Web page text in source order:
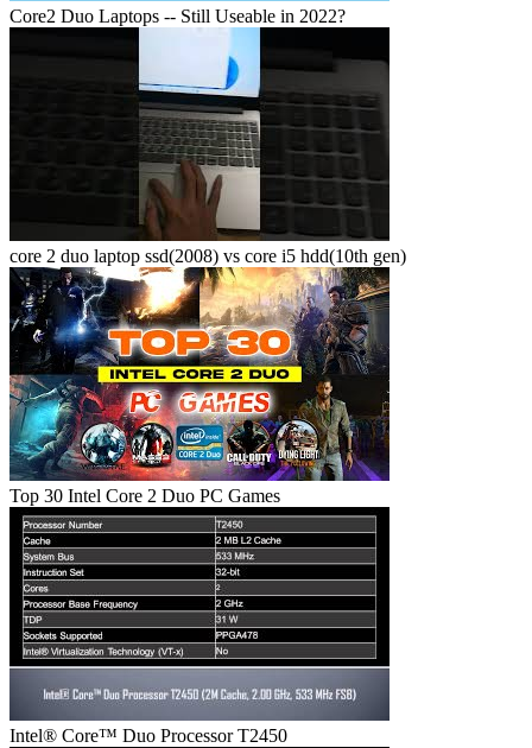
Core2 Duo Laptops -- Still Useable in 2022?
core 2 duo laptop ssd(2008) vs core i5 hdd(10th gen)
Top 30 Intel Core 2 Duo PC Games
Intel® Core™ Duo Processor T2450